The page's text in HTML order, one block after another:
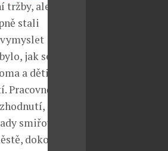
ale ve
stali
vymyslet
jak se
a děti zase
to
protože
smiřovaly s
dokonce v